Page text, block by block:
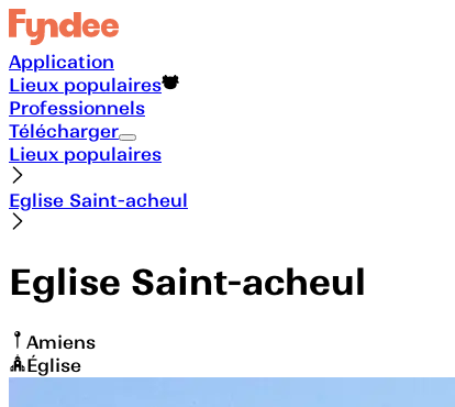
Application
Lieux populaires
Professionnels
Télécharger
Lieux populaires
Eglise Saint-acheul
Eglise Saint-acheul
Amiens
Église